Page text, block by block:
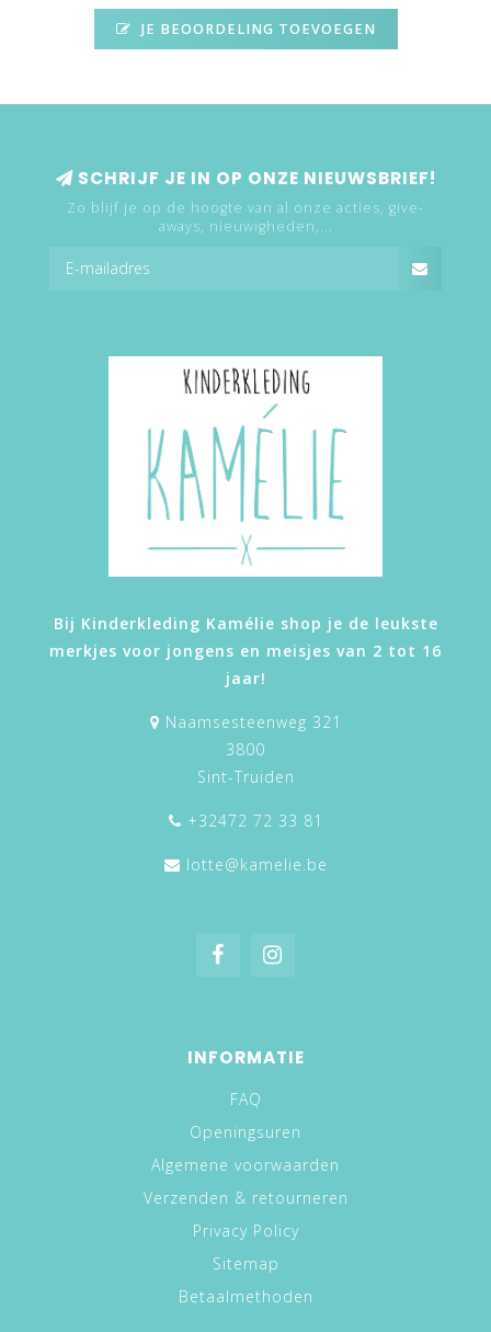
JE BEOORDELING TOEVOEGEN
SCHRIJF JE IN OP ONZE NIEUWSBRIEF!
Zo blijf je op de hoogte van al onze acties, give-
aways, nieuwigheden,...
Bij Kinderkleding Kamélie shop je de leukste
merkjes voor jongens en meisjes van 2 tot 16
jaar!
Naamsesteenweg 321
3800
Sint-Truiden
+32472 72 33 81
lotte@kamelie.be
INFORMATIE
FAQ
Openingsuren
Algemene voorwaarden
Verzenden & retourneren
Privacy Policy
Sitemap
Betaalmethoden